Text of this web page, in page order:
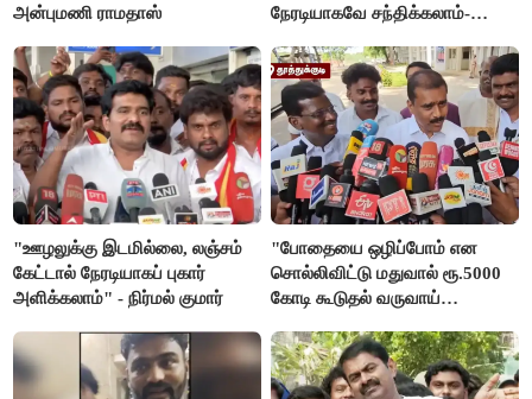
அன்புமணி ராமதாஸ்
நேரடியாகவே சந்திக்கலாம்-
"ஊழலுக்கு இடமில்லை, லஞ்சம்
கேட்டால் நேரடியாகப் புகார்
அளிக்கலாம்" - நிர்மல் குமார்
"போதையை ஒழிப்போம் என
சொல்லிவிட்டு மதுவால் ரூ.5000
கோடி கூடுதல் வருவாய்
மார்க்கண்டேயன்